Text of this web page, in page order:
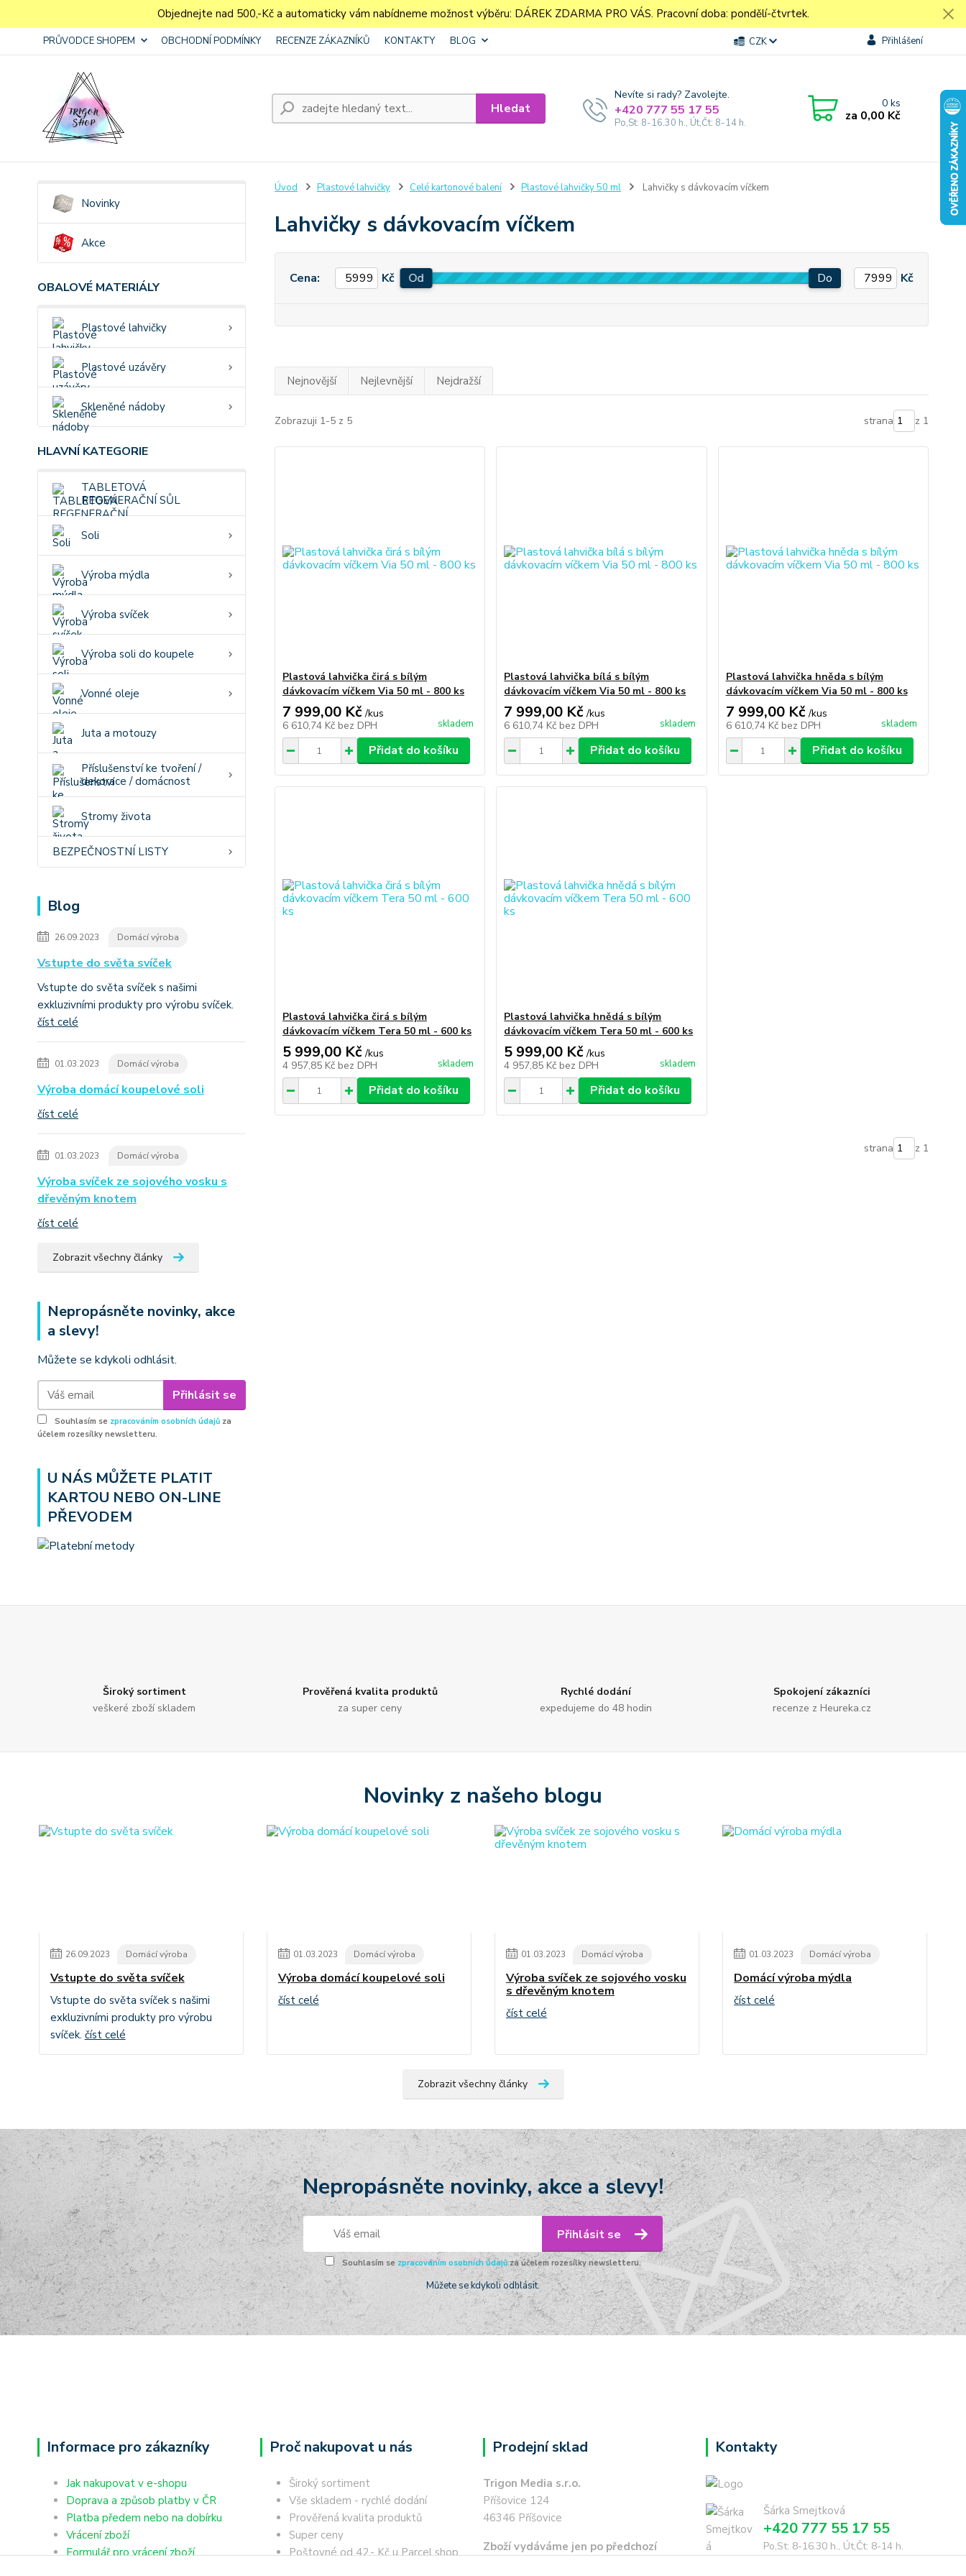
Objednejte nad 500,-Kč a automaticky vám nabídneme možnost výběru: DÁREK ZDARMA PRO VÁS. Pracovní doba: pondělí-čtvrtek.
PRŮVODCE SHOPEM OBCHODNÍ PODMÍNKY RECENZE ZÁKAZNÍKŮ KONTAKTY BLOG CZK Přihlášení
Hledat
Nevíte si rady? Zavolejte.
+420 777 55 17 55
Po,St: 8-16.30 h., Út,Čt: 8-14 h.
0ks
za 0,00 Kč
Novinky
Akce
OBALOVÉ MATERIÁLY
Plastové lahvičky
Plastové uzávěry
Skleněné nádoby
HLAVNÍ KATEGORIE
TABLETOVÁ
REGENERAČNÍ SŮL
Soli
Výroba mýdla
Výroba svíček
Výroba soli do koupele
Vonné oleje
Juta a motouzy
Příslušenství ke tvoření /
dekorace / domácnost
Stromy života
BEZPEČNOSTNÍ LISTY
Blog
26.09.2023 Domácí výroba
Vstupte do světa svíček
Vstupte do světa svíček s našimi
exkluzivními produkty pro výrobu svíček.
číst celé
01.03.2023 Domácí výroba
Výroba domácí koupelové soli
číst celé
01.03.2023 Domácí výroba
Výroba svíček ze sojového vosku s
dřevěným knotem
číst celé
Zobrazit všechny články
Nepropásněte novinky, akce
a slevy!
Můžete se kdykoli odhlásit.
Přihlásit se
Souhlasím se zpracováním osobních údajů za
účelem rozesílky newsletteru.
U NÁS MŮŽETE PLATIT
KARTOU NEBO ON-LINE
PŘEVODEM
Úvod Plastové lahvičky Celé kartonové balení Plastové lahvičky 50 ml Lahvičky s dávkovacím víčkem
Lahvičky s dávkovacím víčkem
Cena: Kč Od Do Kč
Nejnovější Nejlevnější Nejdražší
Zobrazuji 1-5 z 5 strana z 1
Plastová lahvička čirá s bílým
dávkovacím víčkem Via 50 ml - 800 ks
7 999,00 Kč /kus
6 610,74 Kč bez DPH skladem
Přidat do košíku
Plastová lahvička bílá s bílým
dávkovacím víčkem Via 50 ml - 800 ks
7 999,00 Kč /kus
6 610,74 Kč bez DPH skladem
Přidat do košíku
Plastová lahvička hněda s bílým
dávkovacím víčkem Via 50 ml - 800 ks
7 999,00 Kč /kus
6 610,74 Kč bez DPH skladem
Přidat do košíku
Plastová lahvička čirá s bílým
dávkovacím víčkem Tera 50 ml - 600 ks
5 999,00 Kč /kus
4 957,85 Kč bez DPH skladem
Přidat do košíku
Plastová lahvička hnědá s bílým
dávkovacím víčkem Tera 50 ml - 600 ks
5 999,00 Kč /kus
4 957,85 Kč bez DPH skladem
Přidat do košíku
strana z 1
Široký sortiment
veškeré zboží skladem
Prověřená kvalita produktů
za super ceny
Rychlé dodání
expedujeme do 48 hodin
Spokojení zákazníci
recenze z Heureka.cz
Novinky z našeho blogu
26.09.2023 Domácí výroba
Vstupte do světa svíček
Vstupte do světa svíček s našimi
exkluzivními produkty pro výrobu
svíček. číst celé
01.03.2023 Domácí výroba
Výroba domácí koupelové soli
číst celé
01.03.2023 Domácí výroba
Výroba svíček ze sojového vosku
s dřevěným knotem
číst celé
01.03.2023 Domácí výroba
Domácí výroba mýdla
číst celé
Zobrazit všechny články
Nepropásněte novinky, akce a slevy!
Přihlásit se
Souhlasím se zpracováním osobních údajůza účelem rozesílky newsletteru.
Můžete se kdykoli odhlásit.
Informace pro zákazníky
Jak nakupovat v e-shopu
Doprava a způsob platby v ČR
Platba předem nebo na dobírku
Vrácení zboží
Formulář pro vrácení zboží
Proč nakupovat u nás
Široký sortiment
Vše skladem - rychlé dodání
Prověřená kvalita produktů
Super ceny
Poštovné od 42,- Kč u Parcel shop
Prodejní sklad
Trigon Media s.r.o.
Příšovice 124
46346 Příšovice
Zboží vydáváme jen po předchozí
Kontakty
Šárka Smejtková
+420 777 55 17 55
Po,St: 8-16.30 h., Út,Čt: 8-14 h.